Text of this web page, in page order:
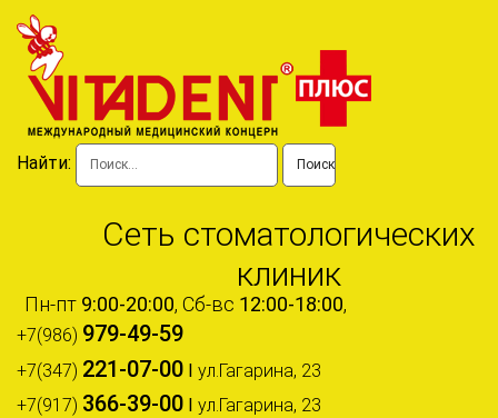
Найти:
Сеть стоматологических
клиник
Пн-пт 9:00-20:00, Сб-вс 12:00-18:00,
+7(986) 979-49-59
+7(347) 221-07-00 I ул.Гагарина, 23
+7(917) 366-39-00 I ул.Гагарина, 23